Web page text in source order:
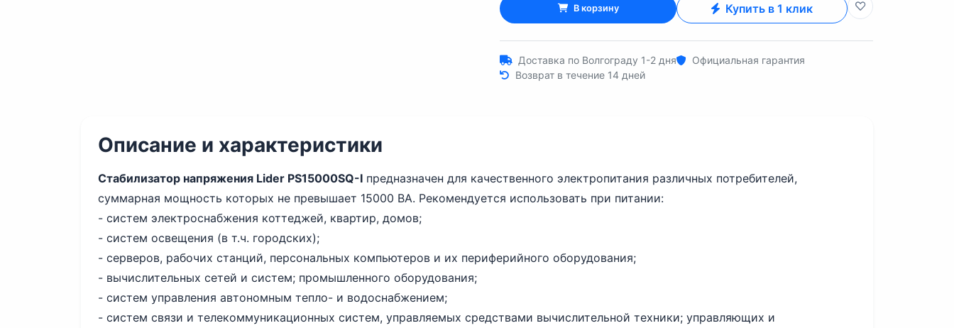
В корзину Купить в 1 клик
Доставка по Волгограду 1-2 дня
Официальная гарантия
Возврат в течение 14 дней
Описание и характеристики
Стабилизатор напряжения Lider PS15000SQ-I предназначен для качественного электропитания различных потребителей,
суммарная мощность которых не превышает 15000 ВА. Рекомендуется использовать при питании:
- систем электроснабжения коттеджей, квартир, домов;
- систем освещения (в т.ч. городских);
- серверов, рабочих станций, персональных компьютеров и их периферийного оборудования;
- вычислительных сетей и систем; промышленного оборудования;
- систем управления автономным тепло- и водоснабжением;
- систем связи и телекоммуникационных систем, управляемых средствами вычислительной техники; управляющих и